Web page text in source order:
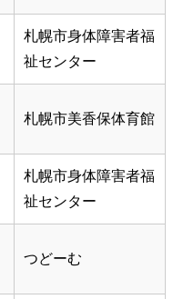
札幌市身体障害者福
祉センター
札幌市美香保体育館
札幌市身体障害者福
祉センター
つどーむ